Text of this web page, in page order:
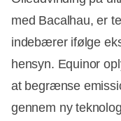
med Bacalhau, er
indebærer ifølge
hensyn. Equinor
at begrænse
gennem ny